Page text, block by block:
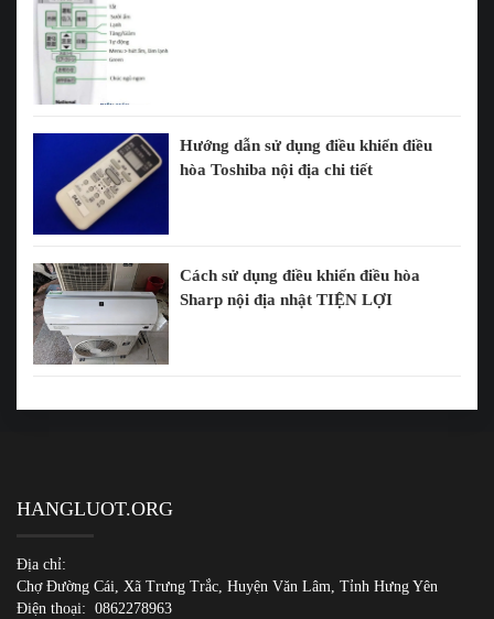
Hướng dẫn sử dụng điều khiển điều
hòa Toshiba nội địa chi tiết
Cách sử dụng điều khiển điều hòa
Sharp nội địa nhật TIỆN LỢI
HANGLUOT.ORG
Địa chỉ:
Chợ Đường Cái, Xã Trưng Trắc, Huyện Văn Lâm, Tỉnh Hưng Yên
Điện thoại: 0862278963